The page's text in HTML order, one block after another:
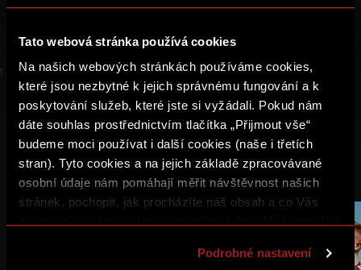
Tato webová stránka používá cookies
Na našich webových stránkách používáme cookies,
které jsou nezbytné k jejich správnému fungování a k
poskytování služeb, které jste si vyžádali. Pokud nám
dáte souhlas prostřednictvím tlačítka „Přijmout vše“
budeme moci používat i další cookies (naše i třetích
stran). Tyto cookies a na jejich základě zpracovávané
osobní údaje nám pomáhají měřit návštěvnost našich
stránek, pochopit, jak procházíte náš obsah a co Vás
reklamu na základě Vašich preferencí. Jednotlivé
Podrobné nastavení
MŮJ SEZNAM
DALŠÍ VIDEA
38:27 1:01:51